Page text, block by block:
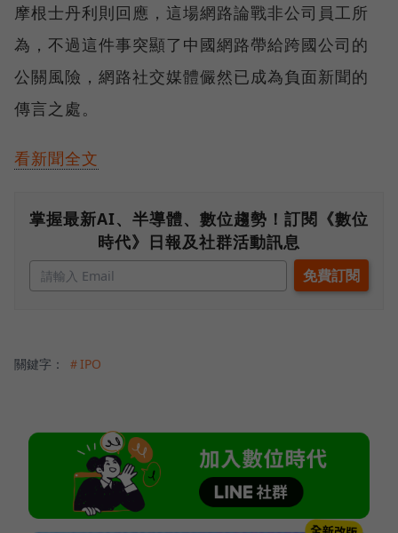
摩根士丹利則回應，這場網路論戰非公司員工所
為，不過這件事突顯了中國網路帶給跨國公司的
公關風險，網路社交媒體儼然已成為負面新聞的
傳言之處。
看新聞全文
掌握最新AI、半導體、數位趨勢！訂閱《數位
時代》日報及社群活動訊息
關鍵字： ＃IPO